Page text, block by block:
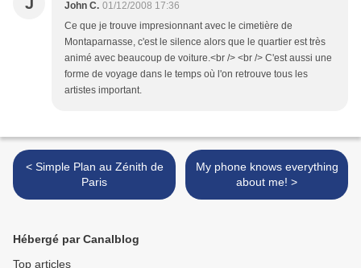
John C. 01/12/2008 17:36
Ce que je trouve impresionnant avec le cimetière de
Montaparnasse, c'est le silence alors que le quartier est très
animé avec beaucoup de voiture.<br /> <br /> C'est aussi une
forme de voyage dans le temps où l'on retrouve tous les
artistes important.
< Simple Plan au Zénith de
Paris
My phone knows everything
about me! >
Hébergé par Canalblog
Top articles